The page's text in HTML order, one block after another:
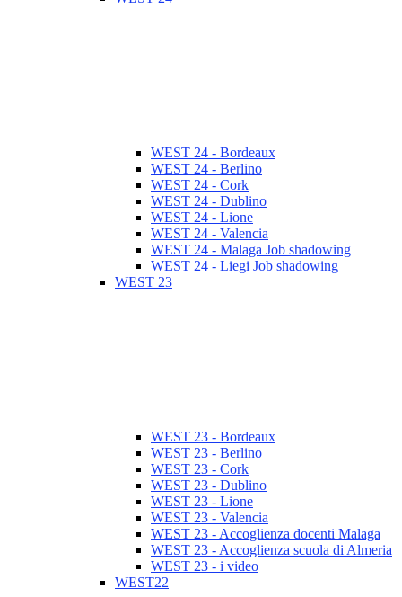
WEST 24 - Bordeaux
WEST 24 - Berlino
WEST 24 - Cork
WEST 24 - Dublino
WEST 24 - Lione
WEST 24 - Valencia
WEST 24 - Malaga Job shadowing
WEST 24 - Liegi Job shadowing
WEST 23
WEST 23 - Bordeaux
WEST 23 - Berlino
WEST 23 - Cork
WEST 23 - Dublino
WEST 23 - Lione
WEST 23 - Valencia
WEST 23 - Accoglienza docenti Malaga
WEST 23 - Accoglienza scuola di Almeria
WEST 23 - i video
WEST22